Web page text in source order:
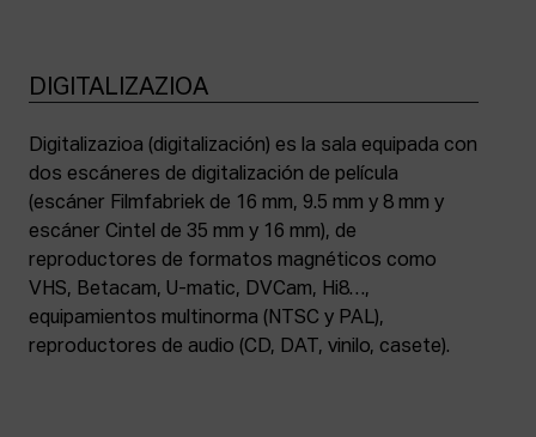
DIGITALIZAZIOA
Digitalizazioa (digitalización) es la sala equipada con
dos escáneres de digitalización de película
(escáner Filmfabriek de 16 mm, 9.5 mm y 8 mm y
escáner Cintel de 35 mm y 16 mm), de
reproductores de formatos magnéticos como
VHS, Betacam, U-matic, DVCam, Hi8…,
equipamientos multinorma (NTSC y PAL),
reproductores de audio (CD, DAT, vinilo, casete).